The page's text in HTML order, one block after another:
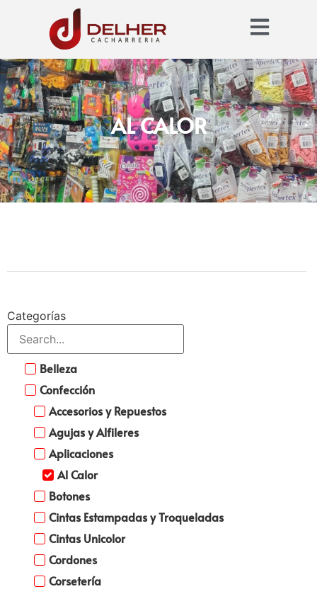
AL CALOR
Categorías
Belleza
Confección
Accesorios y Repuestos
Agujas y Alfileres
Aplicaciones
Al Calor
Botones
Cintas Estampadas y Troqueladas
Cintas Unicolor
Cordones
Corsetería